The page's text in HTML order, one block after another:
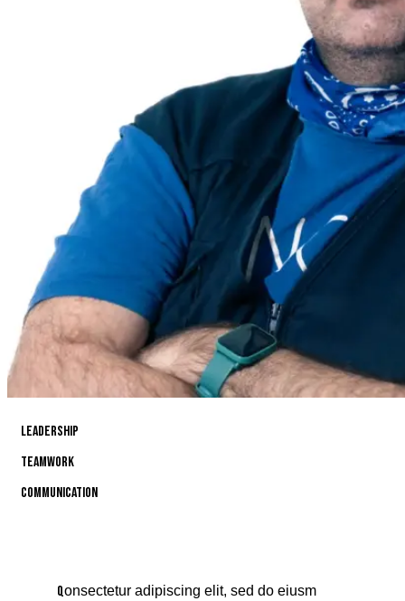
Leadership
Teamwork
Communication
Qonsectetur adipiscing elit, sed do eiusm